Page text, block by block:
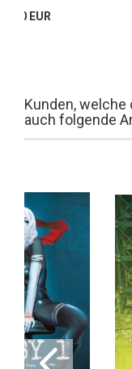
EUR
Kunden,
auch folgende